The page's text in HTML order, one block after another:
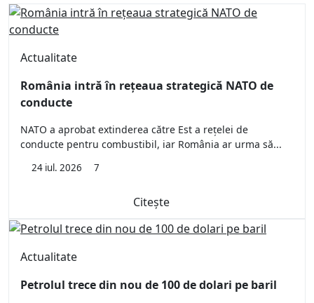
Actualitate
România intră în rețeaua strategică NATO de
conducte
NATO a aprobat extinderea către Est a rețelei de
conducte pentru combustibil, iar România ar urma să...
24 iul. 2026 7
Citește
Actualitate
Petrolul trece din nou de 100 de dolari pe baril